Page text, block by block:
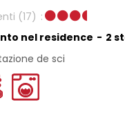
(17)
de sci
nel residence 2